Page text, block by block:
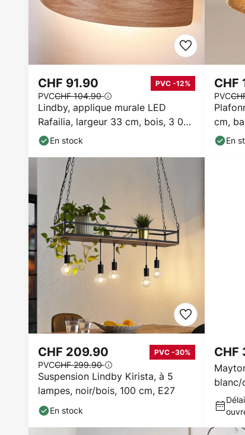
Lindby, applique murale LED
Rafailia, largeur 33 cm, bois, 3 000
K
CHF 91.90 PVC -12%
PVCCHF 104.90
En stock
cm,
CHF
PVC
En
Suspension Lindby Kirista, à 5
lampes, noir/bois, 100 cm, E27
CHF 209.90 PVC -30%
PVCCHF 299.90
En stock
blanc/
CHF